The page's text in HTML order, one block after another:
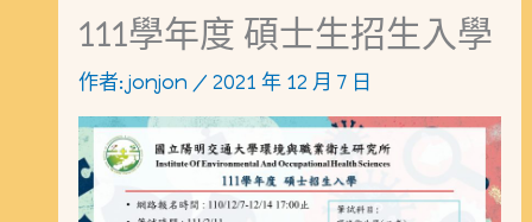
111學年度 碩士生招生入學
作者:jonjon /2021 年 12 月 7 日